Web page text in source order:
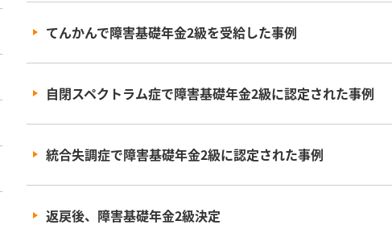
てんかんで障害基礎年金2級を受給した事例
自閉スペクトラム症で障害基礎年金2級に認定された事例
統合失調症で障害基礎年金2級に認定された事例
返戻後、障害基礎年金2級決定